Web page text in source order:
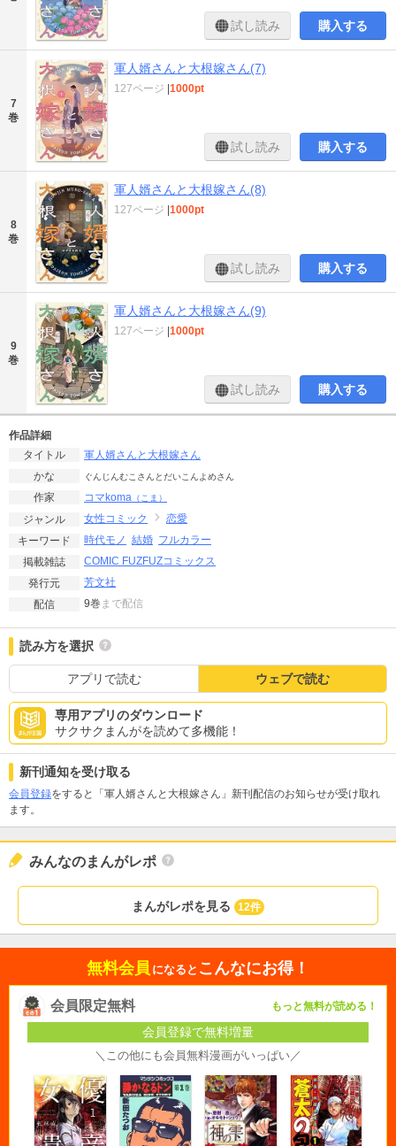
試し読み 購入する
7
巻
軍人婿さんと大根嫁さん(7)
127ページ 1000pt
試し読み 購入する
8
巻
軍人婿さんと大根嫁さん(8)
127ページ 1000pt
試し読み 購入する
9
巻
軍人婿さんと大根嫁さん(9)
127ページ 1000pt
試し読み 購入する
作品詳細
タイトル
軍人婿さんと大根嫁さん
かな
ぐんじんむこさんとだいこんよめさん
作家 コマkoma （こま）
ジャンル 女性コミック
恋愛
キーワード
時代モノ 結婚 フルカラー
掲載雑誌
COMIC FUZFUZコミックス
発行元
芳文社
配信
9巻 まで配信
読み方を選択
アプリで読む ウェブで読む
専用アプリのダウンロード
サクサクまんがを読めて多機能！
新刊通知を受け取る
会員登録をすると「軍人婿さんと大根嫁さん」新刊配信のお知らせが受け取れ
ます。
みんなのまんがレポ
まんがレポを見る 12件
無料会員 になると こんなにお得！
会員限定無料 もっと無料が読める！
会員登録で無料増量
＼この他にも会員無料漫画がいっぱい／